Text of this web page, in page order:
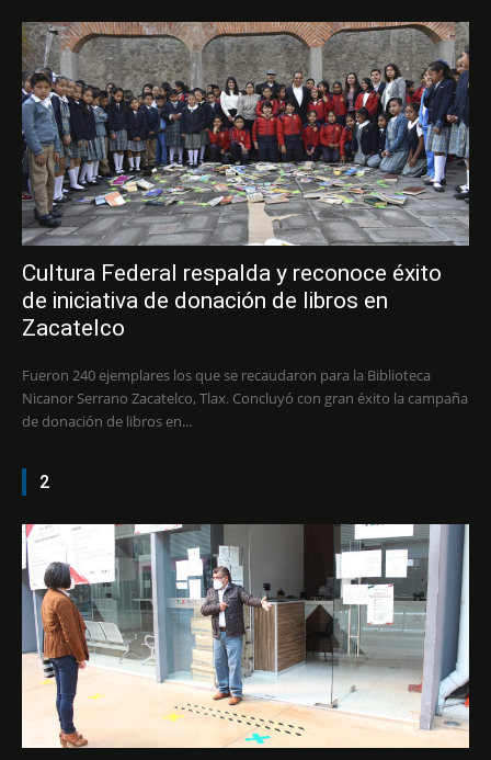
Cultura Federal respalda y reconoce éxito
de iniciativa de donación de libros en
Zacatelco
Fueron 240 ejemplares los que se recaudaron para la Biblioteca
Nicanor Serrano Zacatelco, Tlax. Concluyó con gran éxito la campaña
de donación de libros en...
2